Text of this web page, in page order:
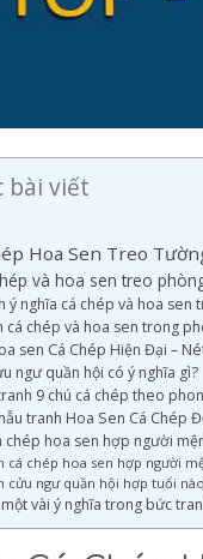
bài viết
Hoa Sen Treo
và hoa sen treo
ý nghĩa cá chép và hoa
cá chép và hoa sen trong
sen Cá Chép Hiện Đại –
ngư quần hội có ý nghĩa gì?
9 chú cá chép theo
tranh Hoa Sen Cá Chép
chép hoa sen hợp người
cá chép hoa sen hợp người
cửu ngư quần hội hợp tuổi
một vài ý nghĩa trong bức